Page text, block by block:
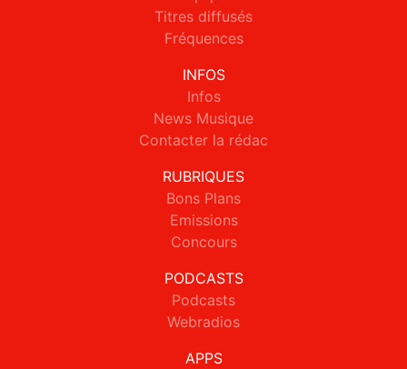
Titres diffusés
Fréquences
INFOS
Infos
News Musique
Contacter la rédac
RUBRIQUES
Bons Plans
Emissions
Concours
PODCASTS
Podcasts
Webradios
APPS